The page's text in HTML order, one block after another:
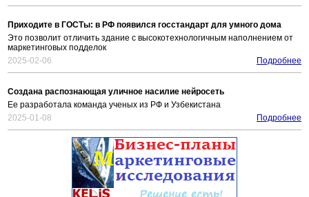
Приходите в ГОСТы: в РФ появился госстандарт для умного дома
Это позволит отличить здание с высокотехнологичным наполнением от
маркетинговых подделок
2025-02-06
Подробнее
Создана распознающая уличное насилие нейросеть
Ее разработала команда ученых из РФ и Узбекистана
2025-01-08
Подробнее